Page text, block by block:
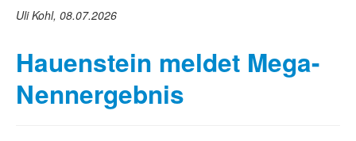
Uli Kohl, 08.07.2026
Hauenstein meldet Mega-
Nennergebnis